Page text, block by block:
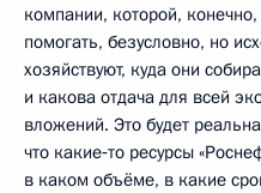
компании, которой,
помогать, безусловно, но
хозяйствуют, куда они
и какова отдача для всей
вложений. Это будет
что какие‑то ресурсы
в каком объёме, в какие